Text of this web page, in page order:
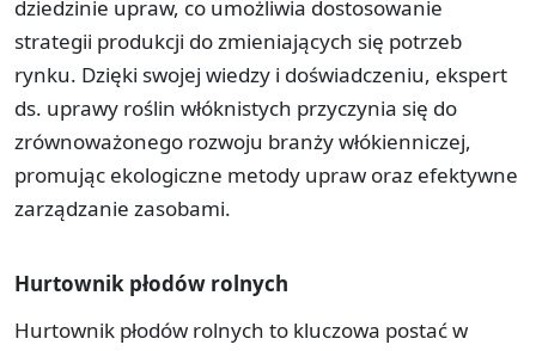
dziedzinie upraw, co umożliwia dostosowanie
strategii produkcji do zmieniających się potrzeb
rynku. Dzięki swojej wiedzy i doświadczeniu, ekspert
ds. uprawy roślin włóknistych przyczynia się do
zrównoważonego rozwoju branży włókienniczej,
promując ekologiczne metody upraw oraz efektywne
zarządzanie zasobami.
Hurtownik płodów rolnych
Hurtownik płodów rolnych to kluczowa postać w